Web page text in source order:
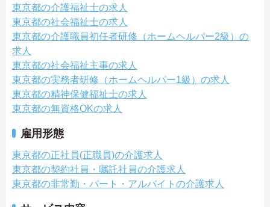
東京都の介護福祉士の求人
東京都の社会福祉士の求人
東京都の介護職員初任者研修（ホームヘルパー2級）の
求人
東京都の社会福祉主事の求人
東京都の実務者研修（ホームヘルパー1級）の求人
東京都の精神保健福祉士の求人
東京都の無資格OKの求人
雇用形態
東京都の正社員(正職員)の介護求人
東京都の契約社員・嘱託社員の介護求人
東京都の非常勤・パート・アルバイトの介護求人